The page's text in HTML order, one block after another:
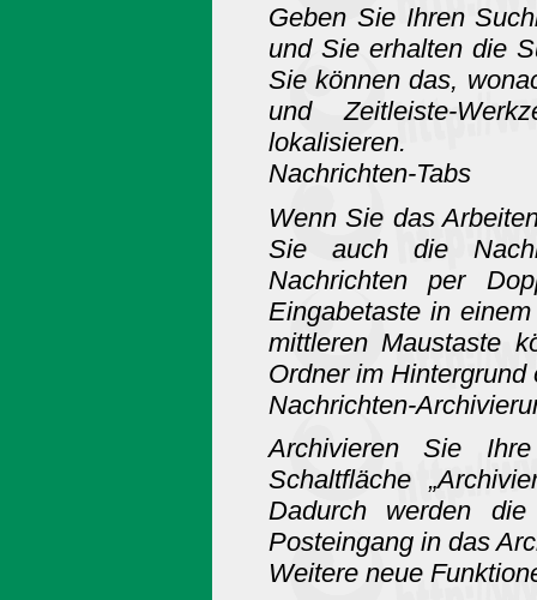
Geben Sie Ihren
und Sie erhalten die
Sie können das,
und Zeitleiste-
lokalisieren.
Nachrichten-Tabs
Wenn Sie das
Sie auch die
Nachrichten per
Eingabetaste in
mittleren Maustaste
Ordner im Hintergrund
Nachrichten-
Archivieren Sie
Schaltfläche
Dadurch werden
Posteingang in das
Weitere neue